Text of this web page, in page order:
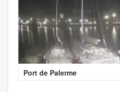
Port de Palerme